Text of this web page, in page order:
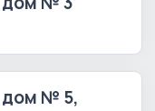
дом № 5,